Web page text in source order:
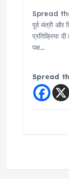
Spread the
पूर्व मंत्री और
प्रतिक्रिया
पक्ष…
Spread